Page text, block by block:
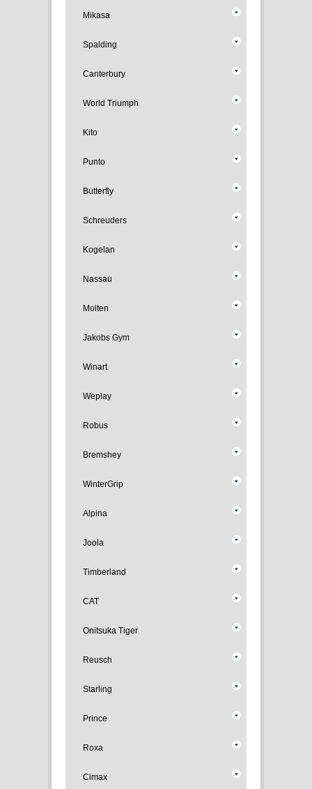
Mikasa
Spalding
Canterbury
World Triumph
Kito
Punto
Butterfly
Schreuders
Kogelan
Nassau
Molten
Jakobs Gym
Winart
Weplay
Robus
Bremshey
WinterGrip
Alpina
Joola
Timberland
CAT
Onitsuka Tiger
Reusch
Starling
Prince
Roxa
Cimax